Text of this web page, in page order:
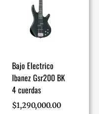
Bajo Electrico
Ibanez Gsr200 BK
4 cuerdas
$1,290,000.00